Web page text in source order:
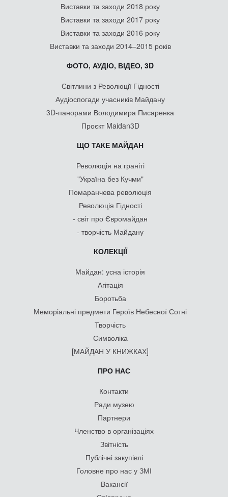
Виставки та заходи 2018 року
Виставки та заходи 2017 року
Виставки та заходи 2016 року
Виставки та заходи 2014–2015 років
ФОТО, АУДІО, ВІДЕО, 3D
Світлини з Революції Гідності
Аудіоспогади учасників Майдану
3D-панорами Володимира Писаренка
Проєкт Maidan3D
ЩО ТАКЕ МАЙДАН
Революція на граніті
"Україна без Кучми"
Помаранчева революція
Революція Гідності
- світ про Євромайдан
- творчість Майдану
КОЛЕКЦІЇ
Майдан: усна історія
Агітація
Боротьба
Меморіальні предмети Героїв Небесної Сотні
Творчість
Символіка
[МАЙДАН У КНИЖКАХ]
ПРО НАС
Контакти
Ради музею
Партнери
Членство в організаціях
Звітність
Публічні закупівлі
Головне про нас у ЗМІ
Вакансії